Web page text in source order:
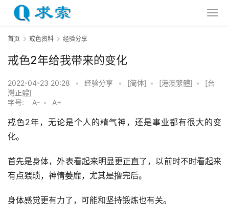
首页 戒色资料 经验分享
戒色2年给我带来的变化
2022-04-23 20:28 • 经验分享 • [简体] • [港澳繁體] •
[台
灣正體]
字号:
A- • A+
戒色2年，无论是个人的精气神，还是事业都有很大的变
化。
首先是身体，外表看起来明显更正直了，以前时不时看起来
有点猥琐，神情萎靡，尤其是撸完后。
身体感觉更有力了，可能和坚持锻炼也有关。